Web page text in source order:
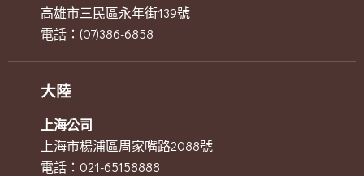
高雄市三民區永年街139號
電話：(07)386-6858
大陸
上海公司
上海市楊浦區周家嘴路2088號
電話：021-65158888